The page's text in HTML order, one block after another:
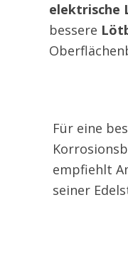
elektrische
bessere
Für eine
empfiehlt
seiner